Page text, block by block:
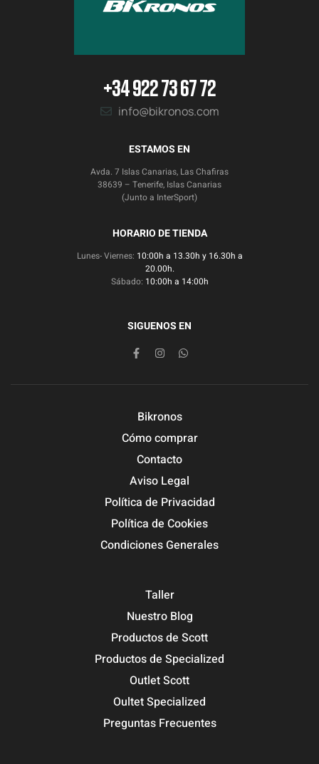
+34 922 73 67 72
info@bikronos.com
ESTAMOS EN
Avda. 7 Islas Canarias, Las Chafiras
38639 – Tenerife, Islas Canarias
(Junto a InterSport)
HORARIO DE TIENDA
Lunes- Viernes: 10:00h a 13.30h y 16.30h a
20.00h.
Sábado: 10:00h a 14:00h
SIGUENOS EN
Bikronos
Cómo comprar
Contacto
Aviso Legal
Política de Privacidad
Política de Cookies
Condiciones Generales
Taller
Nuestro Blog
Productos de Scott
Productos de Specialized
Outlet Scott
Oultet Specialized
Preguntas Frecuentes